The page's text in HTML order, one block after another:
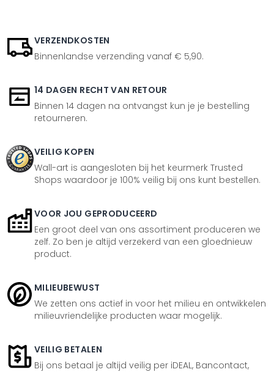
VERZENDKOSTEN
Binnenlandse verzending vanaf € 5,90.
14 DAGEN RECHT VAN RETOUR
Binnen 14 dagen na ontvangst kun je je bestelling
retourneren.
VEILIG KOPEN
Wall-art is aangesloten bij het keurmerk Trusted
Shops waardoor je 100% veilig bij ons kunt bestellen.
VOOR JOU GEPRODUCEERD
Een groot deel van ons assortiment produceren we
zelf. Zo ben je altijd verzekerd van een gloednieuw
product.
MILIEUBEWUST
We zetten ons actief in voor het milieu en ontwikkelen
milieuvriendelijke producten waar mogelijk.
VEILIG BETALEN
Bij ons betaal je altijd veilig per iDEAL, Bancontact,